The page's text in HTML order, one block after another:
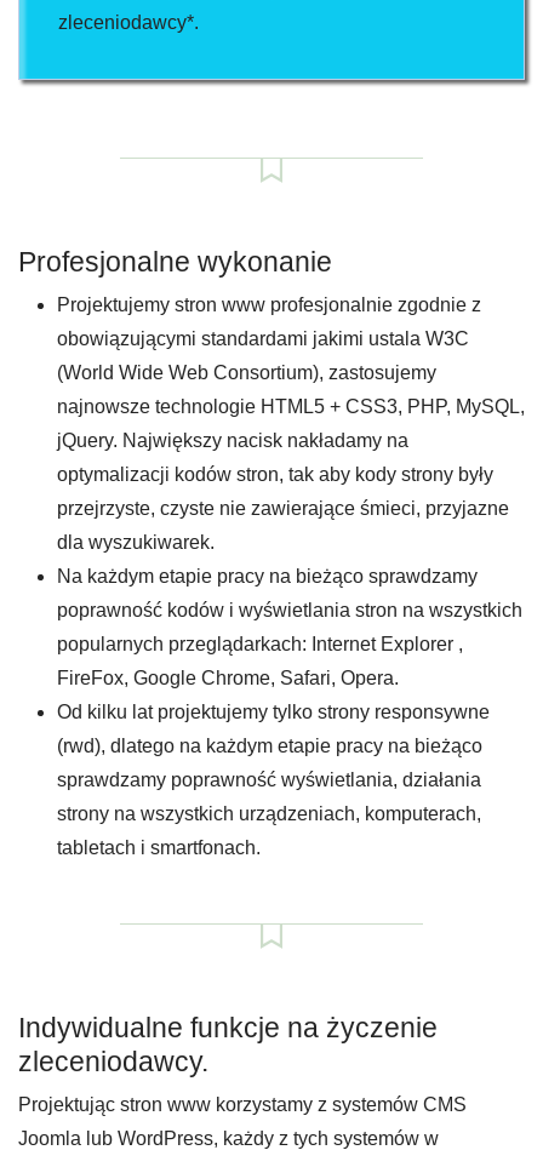
zleceniodawcy*.
Profesjonalne wykonanie
Projektujemy stron www profesjonalnie zgodnie z
obowiązującymi standardami jakimi ustala W3C
(World Wide Web Consortium), zastosujemy
najnowsze technologie HTML5 + CSS3, PHP, MySQL,
jQuery. Największy nacisk nakładamy na
optymalizacji kodów stron, tak aby kody strony były
przejrzyste, czyste nie zawierające śmieci, przyjazne
dla wyszukiwarek.
Na każdym etapie pracy na bieżąco sprawdzamy
poprawność kodów i wyświetlania stron na wszystkich
popularnych przeglądarkach: Internet Explorer ,
FireFox, Google Chrome, Safari, Opera.
Od kilku lat projektujemy tylko strony responsywne
(rwd), dlatego na każdym etapie pracy na bieżąco
sprawdzamy poprawność wyświetlania, działania
strony na wszystkich urządzeniach, komputerach,
tabletach i smartfonach.
Indywidualne funkcje na życzenie
zleceniodawcy.
Projektując stron www korzystamy z systemów CMS
Joomla lub WordPress, każdy z tych systemów w